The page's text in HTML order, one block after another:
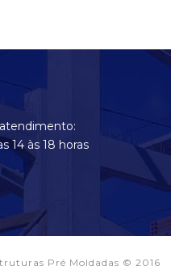
14 às 18 horas
Pré Moldadas © 2016